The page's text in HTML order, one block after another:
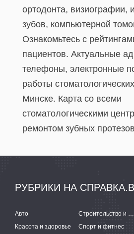
ортодонта, визиографии,
зубов, компьютерной
Ознакомьтесь с
пациентов. Актуальные
телефоны, электронные
работы
Минске. Карта со всеми
стоматологическими
ремонтом зубных
РУБРИКИ НА
Авто Строительство и ремонт
Красота и здоровье
Спорт и фитнес